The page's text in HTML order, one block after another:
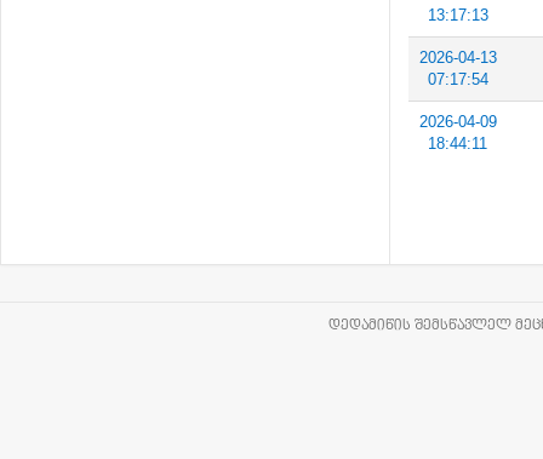
13:17:13
2026-04-13
07:17:54
2026-04-09
18:44:11
ᲓᲔᲓᲐᲛᲘᲬᲘᲡ ᲨᲔᲛᲡᲬᲐᲕᲚᲔᲚ